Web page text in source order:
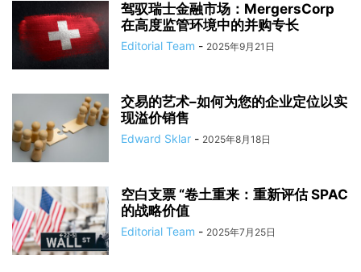
驾驭瑞士金融市场：MergersCorp
在高度监管环境中的并购专长
Editorial Team - 2025年9月21日
交易的艺术–如何为您的企业定位以实
现溢价销售
Edward Sklar - 2025年8月18日
空白支票 “卷土重来：重新评估 SPAC
的战略价值
Editorial Team - 2025年7月25日